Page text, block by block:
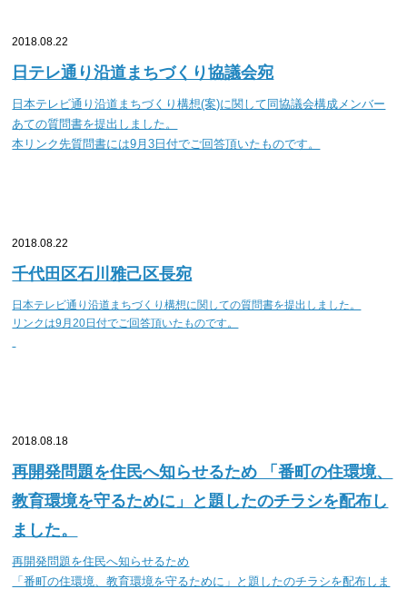
2018.08.22
日テレ通り沿道まちづくり協議会宛
日本テレビ通り沿道まちづくり構想(案)に関して同協議会構成メンバー
あての質問書を提出しました。
本リンク先質問書には9月3日付でご回答頂いたものです。
2018.08.22
千代田区石川雅己区長宛
日本テレビ通り沿道まちづくり構想に関しての質問書を提出しました。
リンクは9月20日付でご回答頂いたものです。
2018.08.18
再開発問題を住民へ知らせるため 「番町の住環境、
教育環境を守るために」と題したのチラシを配布し
ました。
再開発問題を住民へ知らせるため
「番町の住環境、教育環境を守るために」と題したのチラシを配布しま